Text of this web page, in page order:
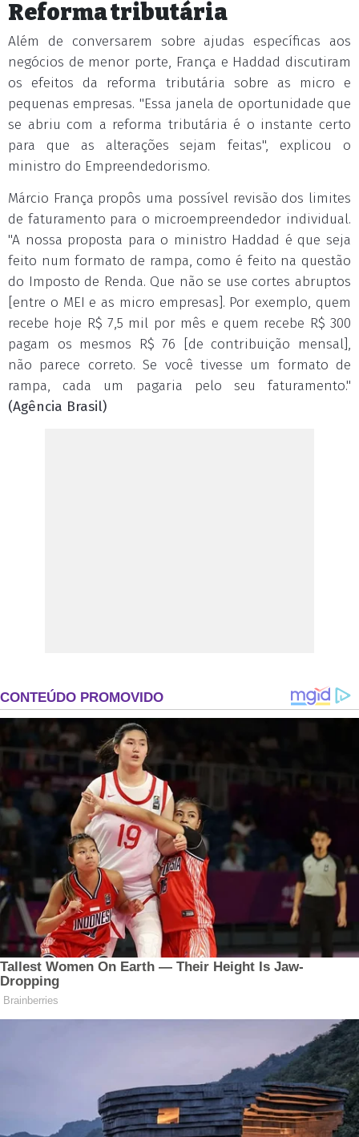
Reforma tributária
Além de conversarem sobre ajudas específicas aos
negócios de menor porte, França e Haddad discutiram
os efeitos da reforma tributária sobre as micro e
pequenas empresas. "Essa janela de oportunidade que
se abriu com a reforma tributária é o instante certo
para que as alterações sejam feitas", explicou o
ministro do Empreendedorismo.
Márcio França propôs uma possível revisão dos limites
de faturamento para o microempreendedor individual.
"A nossa proposta para o ministro Haddad é que seja
feito num formato de rampa, como é feito na questão
do Imposto de Renda. Que não se use cortes abruptos
[entre o MEI e as micro empresas]. Por exemplo, quem
recebe hoje R$ 7,5 mil por mês e quem recebe R$ 300
pagam os mesmos R$ 76 [de contribuição mensal],
não parece correto. Se você tivesse um formato de
rampa, cada um pagaria pelo seu faturamento."
(Agência Brasil)